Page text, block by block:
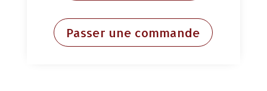
Passer une commande